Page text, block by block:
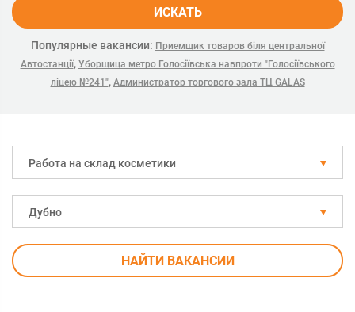
ИСКАТЬ
Популярные вакансии: Приемщик товаров біля центральної
Автостанції, Уборщица метро Голосіївська навпроти "Голосіївського
ліцею №241", Администратор торгового зала ТЦ GALAS
Работа на склад косметики
Дубно
НАЙТИ ВАКАНСИИ